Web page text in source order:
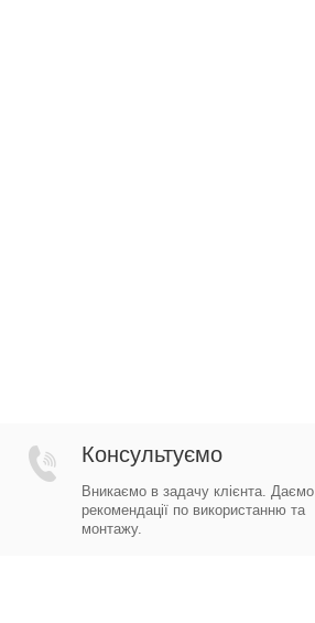
Консультуємо
Вникаємо в задачу клієнта. Даємо
рекомендації по використанню та
монтажу.